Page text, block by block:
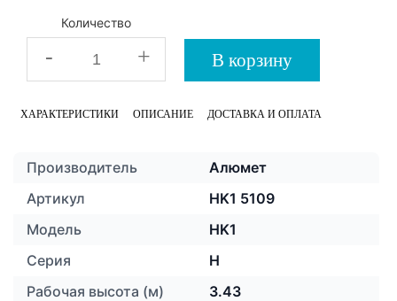
Количество
+
- В корзину
ХАРАКТЕРИСТИКИ ОПИСАНИЕ ДОСТАВКА И ОПЛАТА
Производитель
Алюмет
Артикул
HK1 5109
Модель
HK1
Серия
H
Рабочая высота (м)
3.43